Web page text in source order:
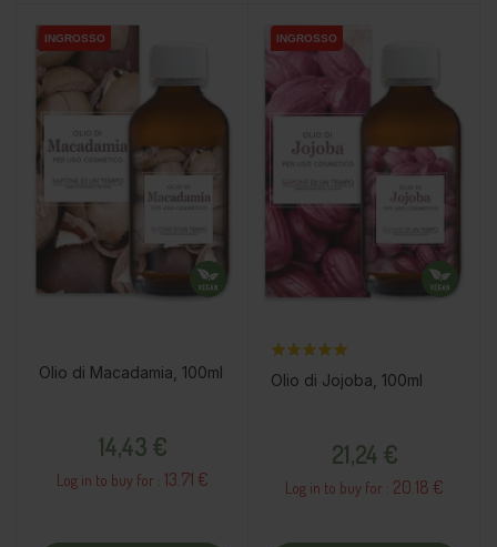
INGROSSO
INGROSSO
Olio di Macadamia, 100ml
14,43 €
Log in to buy for : 13.71 €
INGROSSO
INGROSSO
Olio di Jojoba, 100ml
21,24 €
Log in to buy for : 20.18 €